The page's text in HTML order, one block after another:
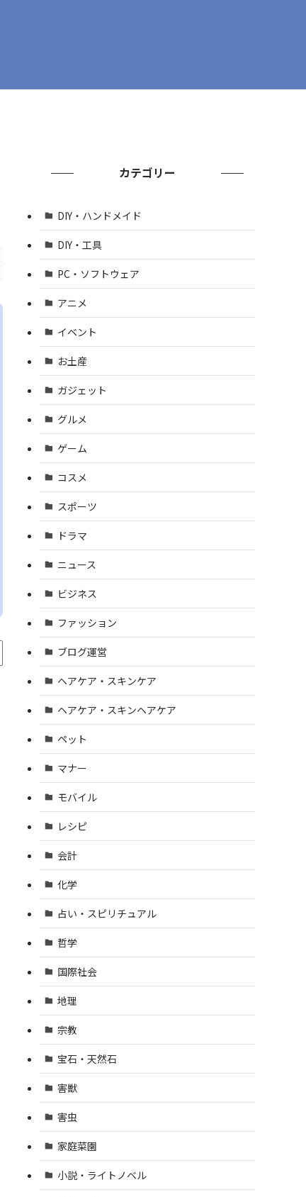
カテゴリー
DIY・ハンドメイド
DIY・工具
PC・ソフトウェア
アニメ
イベント
お土産
ガジェット
グルメ
ゲーム
コスメ
スポーツ
ドラマ
ニュース
ビジネス
ファッション
ブログ運営
ヘアケア・スキンケア
ヘアケア・スキンヘアケア
ペット
マナー
モバイル
レシピ
会計
化学
占い・スピリチュアル
哲学
国際社会
地理
宗教
宝石・天然石
害獣
害虫
家庭菜園
小説・ライトノベル